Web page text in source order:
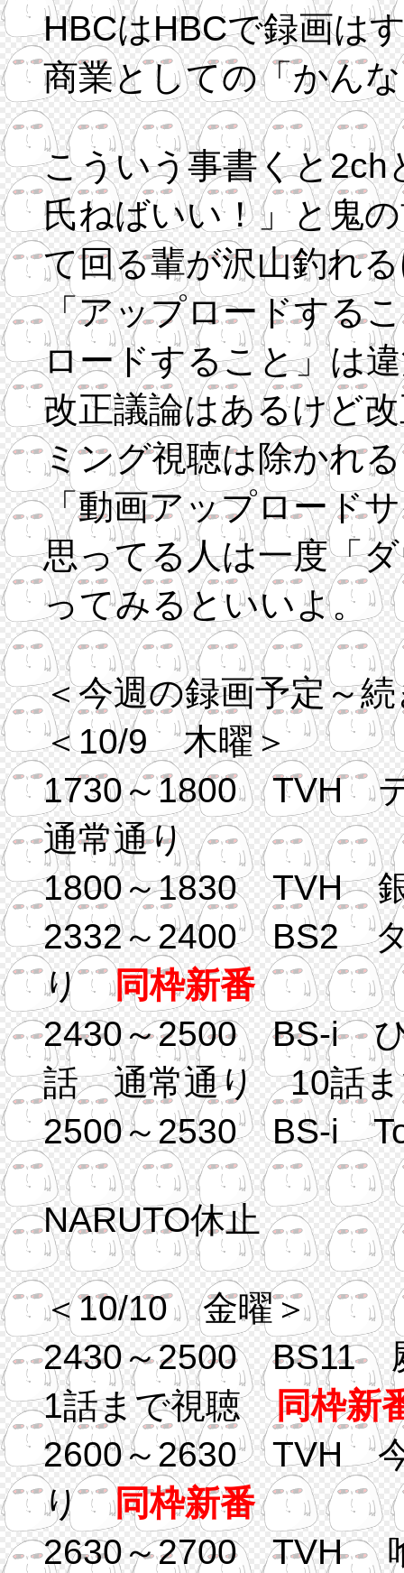
HBCはHBCで録画は
商業としての「かん
こういう事書くと2ch
氏ねばいい！」と鬼
て回る輩が沢山釣れ
「アップロードする
ロードすること」は
改正議論はあるけど
ミング視聴は除かれ
「動画アップロード
思ってる人は一度「
ってみるといいよ。
＜今週の録画予定～
＜10/9 木曜＞
1730～1800 TVH
通常通り
1800～1830 TVH
2332～2400 BS2
り同枠新番
2430～2500 BS-i
話 通常通り 10話ま
2500～2530 BS-i
NARUTO休止
＜10/10 金曜＞
2430～2500
1話まで視聴同枠新
2600～2630 TVH
り同枠新番
2630～2700 TVH